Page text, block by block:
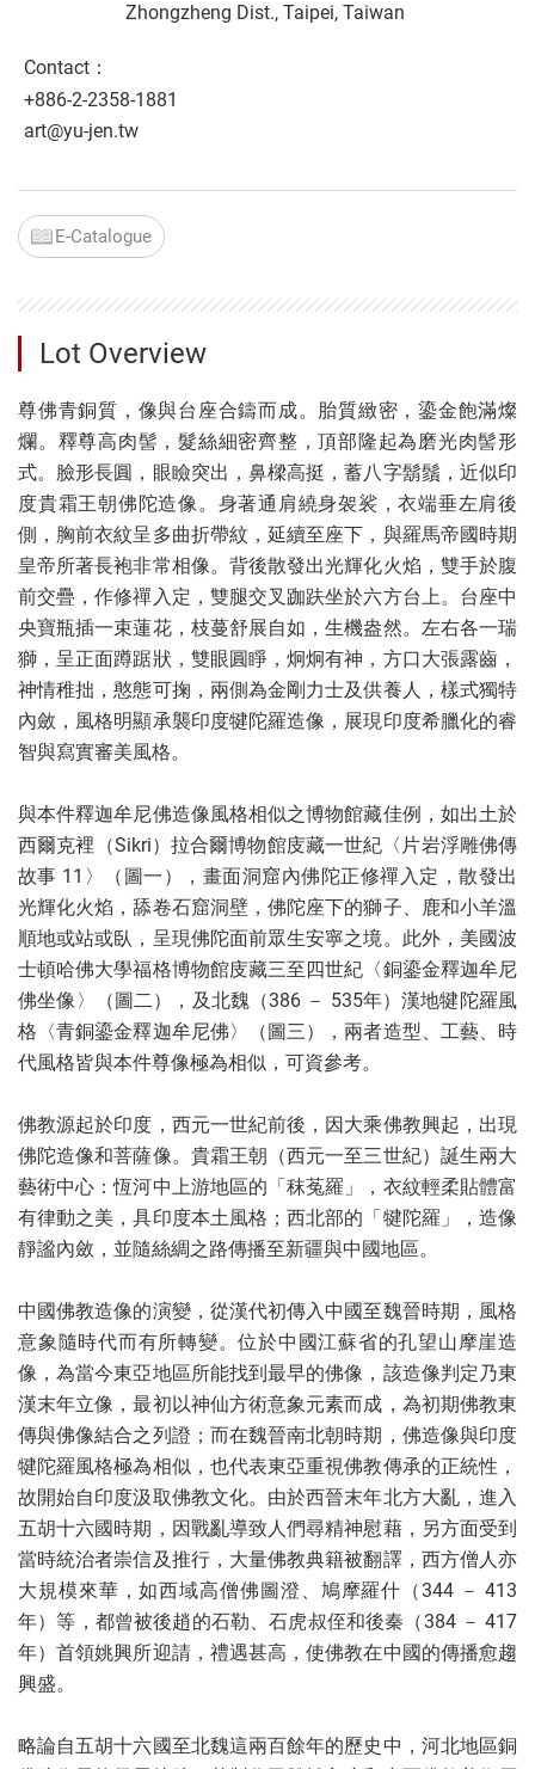
Zhongzheng Dist., Taipei, Taiwan
Contact：
+886-2-2358-1881
art@yu-jen.tw
E-Catalogue
Lot Overview
尊佛青銅質，像與台座合鑄而成。胎質緻密，鎏金飽滿燦
爛。釋尊高肉髻，髮絲細密齊整，頂部隆起為磨光肉髻形
式。臉形長圓，眼瞼突出，鼻樑高挺，蓄八字鬍鬚，近似印
度貴霜王朝佛陀造像。身著通肩繞身袈裟，衣端垂左肩後
側，胸前衣紋呈多曲折帶紋，延續至座下，與羅馬帝國時期
皇帝所著長袍非常相像。背後散發出光輝化火焰，雙手於腹
前交疊，作修禪入定，雙腿交叉跏趺坐於六方台上。台座中
央寶瓶插一束蓮花，枝蔓舒展自如，生機盎然。左右各一瑞
獅，呈正面蹲踞狀，雙眼圓睜，炯炯有神，方口大張露齒，
神情稚拙，憨態可掬，兩側為金剛力士及供養人，樣式獨特
內斂，風格明顯承襲印度犍陀羅造像，展現印度希臘化的睿
智與寫實審美風格。
與本件釋迦牟尼佛造像風格相似之博物館藏佳例，如出土於
西爾克裡（Sikri）拉合爾博物館庋藏一世紀〈片岩浮雕佛傳
故事 11〉（圖一），畫面洞窟內佛陀正修禪入定，散發出
光輝化火焰，舔卷石窟洞壁，佛陀座下的獅子、鹿和小羊溫
順地或站或臥，呈現佛陀面前眾生安寧之境。此外，美國波
士頓哈佛大學福格博物館庋藏三至四世紀〈銅鎏金釋迦牟尼
佛坐像〉（圖二），及北魏（386 － 535年）漢地犍陀羅風
格〈青銅鎏金釋迦牟尼佛〉（圖三），兩者造型、工藝、時
代風格皆與本件尊像極為相似，可資參考。
佛教源起於印度，西元一世紀前後，因大乘佛教興起，出現
佛陀造像和菩薩像。貴霜王朝（西元一至三世紀）誕生兩大
藝術中心：恆河中上游地區的「秣菟羅」，衣紋輕柔貼體富
有律動之美，具印度本土風格；西北部的「犍陀羅」，造像
靜謐內斂，並隨絲綢之路傳播至新疆與中國地區。
中國佛教造像的演變，從漢代初傳入中國至魏晉時期，風格
意象隨時代而有所轉變。位於中國江蘇省的孔望山摩崖造
像，為當今東亞地區所能找到最早的佛像，該造像判定乃東
漢末年立像，最初以神仙方術意象元素而成，為初期佛教東
傳與佛像結合之列證；而在魏晉南北朝時期，佛造像與印度
犍陀羅風格極為相似，也代表東亞重視佛教傳承的正統性，
故開始自印度汲取佛教文化。由於西晉末年北方大亂，進入
五胡十六國時期，因戰亂導致人們尋精神慰藉，另方面受到
當時統治者崇信及推行，大量佛教典籍被翻譯，西方僧人亦
大規模來華，如西域高僧佛圖澄、鳩摩羅什（344 － 413
年）等，都曾被後趙的石勒、石虎叔侄和後秦（384 － 417
年）首領姚興所迎請，禮遇甚高，使佛教在中國的傳播愈趨
興盛。
略論自五胡十六國至北魏這兩百餘年的歷史中，河北地區銅